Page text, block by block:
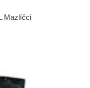
Mazlíčci